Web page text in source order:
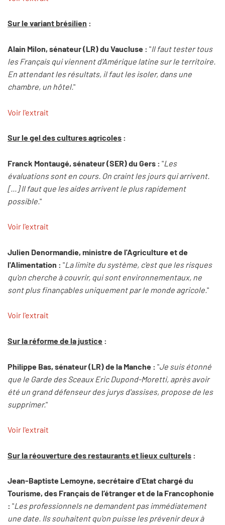
Sur le variant brésilien :
Alain Milon, sénateur (LR) du Vaucluse : "Il faut tester tous
les Français qui viennent d'Amérique latine sur le territoire.
En attendant les résultats, il faut les isoler, dans une
chambre, un hôtel."
Voir l'extrait
Sur le gel des cultures agricoles :
Franck Montaugé, sénateur (SER) du Gers : "Les
évaluations sont en cours. On craint les jours qui arrivent.
[...] Il faut que les aides arrivent le plus rapidement
possible. "
Voir l'extrait
Julien Denormandie, ministre de l'Agriculture et de
l'Alimentation : "La limite du système, c'est que les risques
qu'on cherche à couvrir, qui sont environnementaux, ne
sont plus finançables uniquement par le monde agricole."
Voir l'extrait
Sur la réforme de la justice :
Philippe Bas, sénateur (LR) de la Manche : "Je suis étonné
que le Garde des Sceaux Eric Dupond-Moretti, après avoir
été un grand défenseur des jurys d'assises, propose de les
supprimer."
Voir l'extrait
Sur la réouverture des restaurants et lieux culturels :
Jean-Baptiste Lemoyne, secrétaire d'Etat chargé du
Tourisme, des Français de l’étranger et de la Francophonie
: "Les professionnels ne demandent pas immédiatement
une date. Ils souhaitent qu'on puisse les prévenir deux à